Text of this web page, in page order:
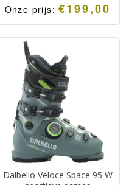
Onze prijs:€199,00
Dalbello Veloce Space 95 W